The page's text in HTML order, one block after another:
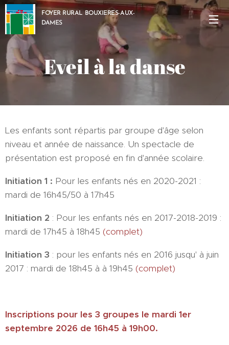
FOYER RURAL BOUXIERES-AUX-
DAMES
Eveil à la danse
Les enfants sont répartis par groupe d'âge selon
niveau et année de naissance. Un spectacle de
présentation est proposé en fin d'année scolaire.
Initiation 1 : Pour les enfants nés en 2020-2021 :
mardi de 16h45/50 à 17h45
Initiation 2 : Pour les enfants nés en 2017-2018-2019 :
mardi de 17h45 à 18h45 (complet)
Initiation 3 : pour les enfants nés en 2016 jusqu' à juin
2017 : mardi de 18h45 à à 19h45 (complet)
Inscriptions pour les 3 groupes le mardi 1er
septembre 2026 de 16h45 à 19h00.